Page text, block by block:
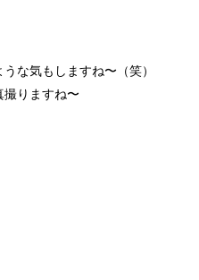
な気もしますね〜（笑）
りますね〜